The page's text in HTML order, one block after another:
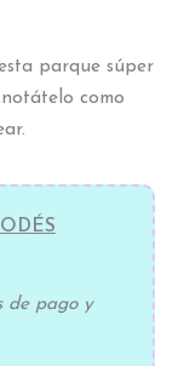
parque súper
como
de pago y